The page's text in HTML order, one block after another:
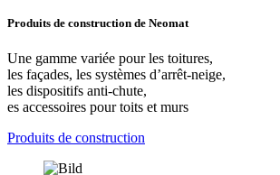
Produits de construction de Neomat
Une gamme variée pour les toitures,
les façades, les systèmes d’arrêt-neige,
les dispositifs anti-chute,
es accessoires pour toits et murs
Produits de construction